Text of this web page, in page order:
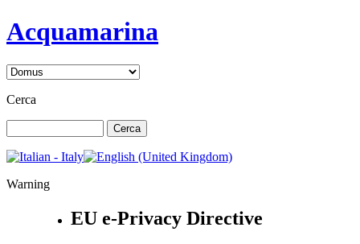
Acquamarina
Cerca
Warning
EU e-Privacy Directive